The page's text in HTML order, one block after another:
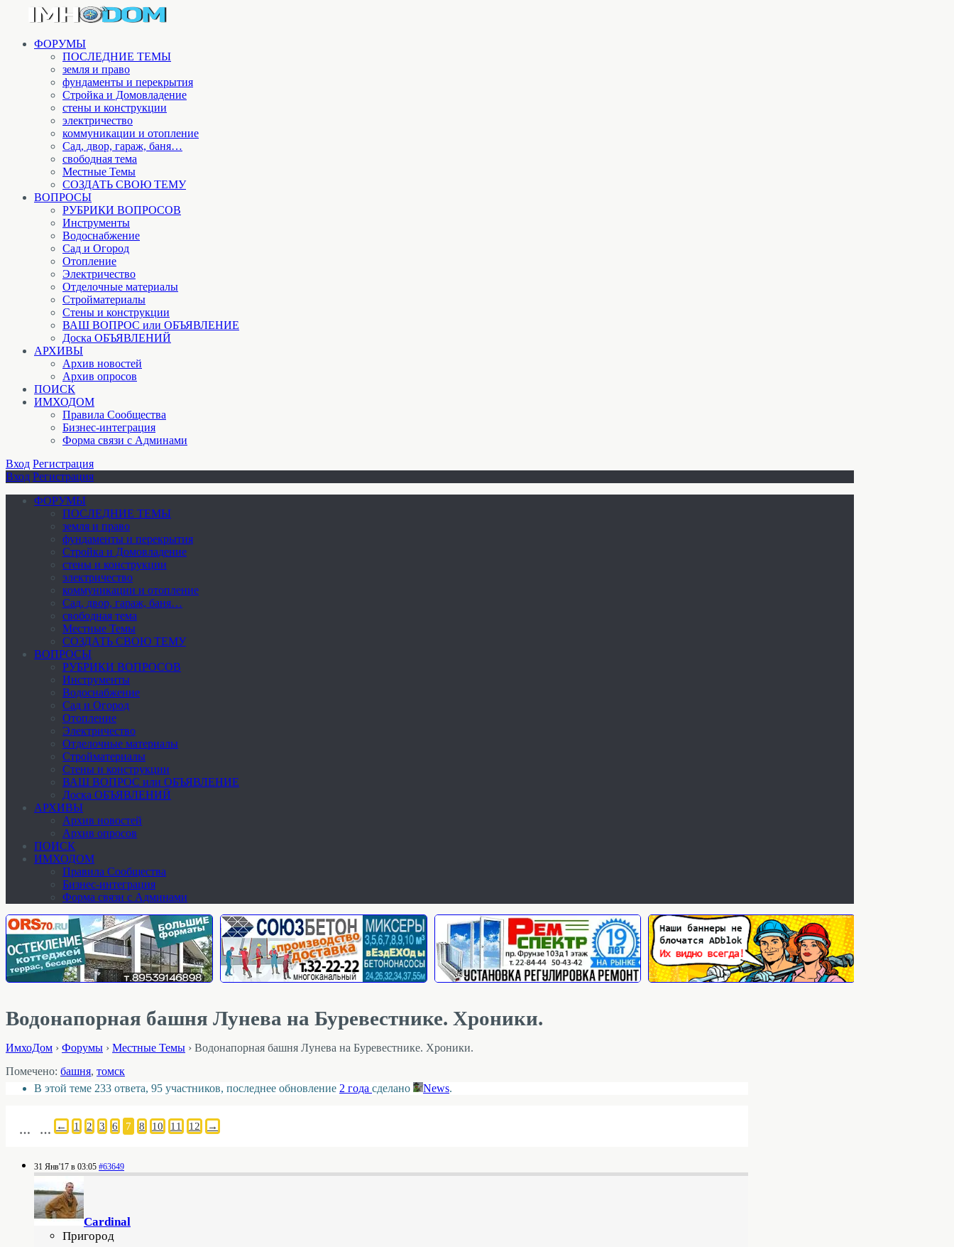
ФОРУМЫ
ПОСЛЕДНИЕ ТЕМЫ
земля и право
фундаменты и перекрытия
Стройка и Домовладение
стены и конструкции
электричество
коммуникации и отопление
Cад, двор, гараж, баня…
свободная тема
Местные Темы
СОЗДАТЬ СВОЮ ТЕМУ
ВОПРОСЫ
РУБРИКИ ВОПРОСОВ
Инструменты
Водоснабжение
Сад и Огород
Отопление
Электричество
Отделочные материалы
Стройматериалы
Стены и конструкции
ВАШ ВОПРОС или ОБЪЯВЛЕНИЕ
Доска ОБЪЯВЛЕНИЙ
АРХИВЫ
Архив новостей
Архив опросов
ПОИСК
ИМХОДОМ
Правила Сообщества
Бизнес-интеграция
Форма связи с Админами
Вход Регистрация
Вход Регистрация
ФОРУМЫ
ПОСЛЕДНИЕ ТЕМЫ
земля и право
фундаменты и перекрытия
Стройка и Домовладение
стены и конструкции
электричество
коммуникации и отопление
Cад, двор, гараж, баня…
свободная тема
Местные Темы
СОЗДАТЬ СВОЮ ТЕМУ
ВОПРОСЫ
РУБРИКИ ВОПРОСОВ
Инструменты
Водоснабжение
Сад и Огород
Отопление
Электричество
Отделочные материалы
Стройматериалы
Стены и конструкции
ВАШ ВОПРОС или ОБЪЯВЛЕНИЕ
Доска ОБЪЯВЛЕНИЙ
АРХИВЫ
Архив новостей
Архив опросов
ПОИСК
ИМХОДОМ
Правила Сообщества
Бизнес-интеграция
Форма связи с Админами
Водонапорная башня Лунева на Буревестнике. Хроники.
ИмхоДом › Форумы › Местные Темы › Водонапорная башня Лунева на Буревестнике. Хроники.
Помечено: башня, томск
В этой теме 233 ответа, 95 участников, последнее обновление 2 года сделано News.
← 1 2 3
… 6 7 8
… 10 11 12 →
31 Янв'17 в 03:05 #63649
Cardinal
Пригород